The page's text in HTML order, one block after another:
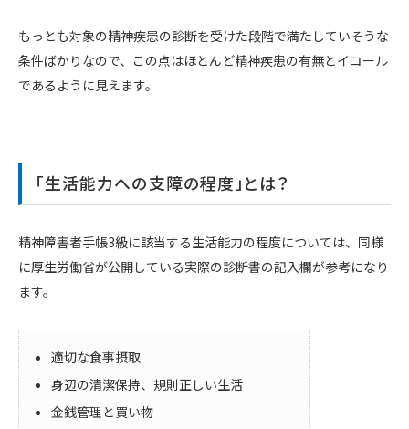
もっとも対象の精神疾患の診断を受けた段階で満たしていそうな
条件ばかりなので、この点はほとんど精神疾患の有無とイコール
であるように見えます。
「生活能力への支障の程度」とは？
精神障害者手帳3級に該当する生活能力の程度については、同様
に厚生労働省が公開している実際の診断書の記入欄が参考になり
ます。
適切な食事摂取
身辺の清潔保持、規則正しい生活
金銭管理と買い物